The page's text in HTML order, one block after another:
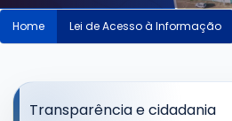
Home Lei de Acesso à Informação
Transparência e cidadania